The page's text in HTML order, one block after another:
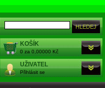
KOŠÍK
0 za 0,00000 Kč
UŽIVATEL
Přihlásit se